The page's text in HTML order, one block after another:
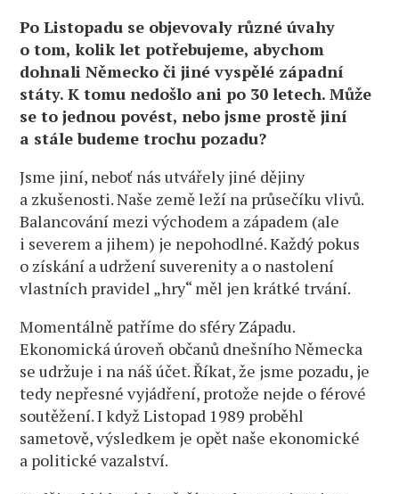
Po Listopadu se objevovaly různé úvahy
o tom, kolik let potřebujeme, abychom
dohnali Německo či jiné vyspělé západní
státy. K tomu nedošlo ani po 30 letech. Může
se to jednou povést, nebo jsme prostě jiní
a stále budeme trochu pozadu?
Jsme jiní, neboť nás utvářely jiné dějiny
a zkušenosti. Naše země leží na průsečíku vlivů.
Balancování mezi východem a západem (ale
i severem a jihem) je nepohodlné. Každý pokus
o získání a udržení suverenity a o nastolení
vlastních pravidel „hry“ měl jen krátké trvání.
Momentálně patříme do sféry Západu.
Ekonomická úroveň občanů dnešního Německa
se udržuje i na náš účet. Říkat, že jsme pozadu, je
tedy nepřesné vyjádření, protože nejde o férové
soutěžení. I když Listopad 1989 proběhl
sametově, výsledkem je opět naše ekonomické
a politické vazalství.